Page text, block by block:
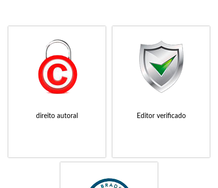
direito autoral Editor verificado